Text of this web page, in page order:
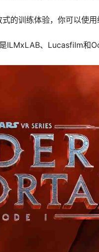
的训练体验，你可以使用
ILMxLAB、Lucasfilm和